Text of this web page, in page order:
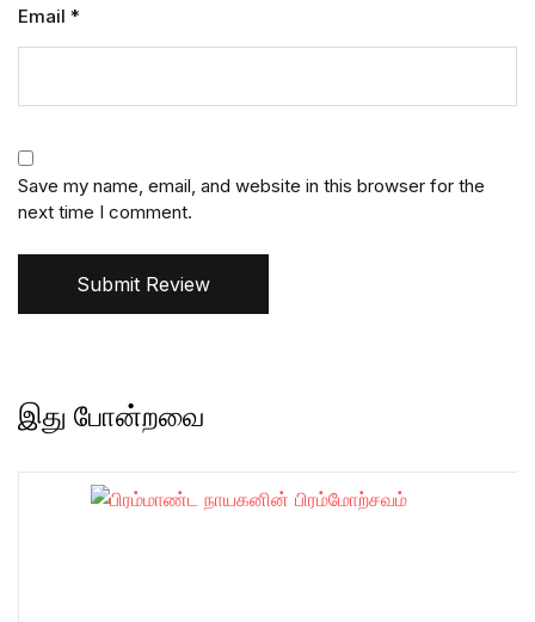
Email *
Save my name, email, and website in this browser for the
next time I comment.
Submit Review
இது போன்றவை